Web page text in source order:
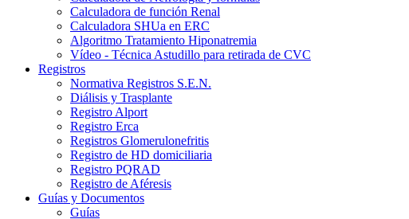
Calculadora de función Renal
Calculadora SHUa en ERC
Algoritmo Tratamiento Hiponatremia
Vídeo - Técnica Astudillo para retirada de CVC
Registros
Normativa Registros S.E.N.
Diálisis y Trasplante
Registro Alport
Registro Erca
Registros Glomerulonefritis
Registro de HD domiciliaria
Registro PQRAD
Registro de Aféresis
Guías y Documentos
Guías